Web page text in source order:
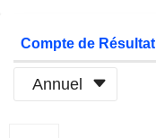
Compte de Résultat
Annuel